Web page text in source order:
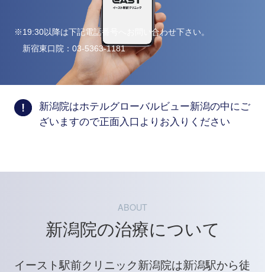
※19:30以降は下記電話番号へお問い合わせ下さい。
新宿東口院： 03-5363-1181
新潟院はホテルグローバルビュー新潟の中にご
ざいますので正面入口よりお入りください
ABOUT
新潟院の治療について
イースト駅前クリニック新潟院は新潟駅から徒